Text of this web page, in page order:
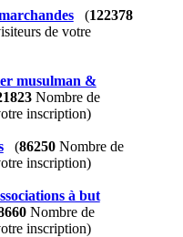
(122378
de votre
musulman &
Nombre de
inscription)
(86250Nombre de
inscription)
à but
Nombre de
inscription)